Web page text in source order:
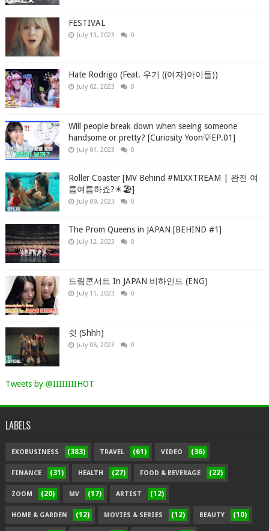
FESTIVAL
July 13, 2023 0
Hate Rodrigo (Feat. 우기 ((여자)아이들))
July 02, 2023 0
Will people break down when seeing someone
handsome or pretty? [Curiosity Yoon💡EP.01]
July 01, 2023 0
Roller Coaster [MV Behind #MIXXTREAM | 완전 여
름여름하죠?☀🏖]
July 09, 2023 0
The Prom Queens in JAPAN [BEHIND #1]
July 12, 2023 0
드림콘서트 In JAPAN 비하인드 (ENG)
July 11, 2023 0
쉿 (Shhh)
July 06, 2023 0
Tweets by @IIIIIIIIHOT
LABELS
EXOBUSINESS (383) TRAVEL (61) VIDEO (36)
FINANCE (31) HEALTH (27) FOOD & BEVERAGE (22)
ZOOM (20) MV (17) ARTIST (12)
HOME & GARDEN (12) MOVIES & SERIES (12) BEAUTY (10)